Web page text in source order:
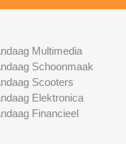
Multimedia
Schoonmaak
Scooters
Elektronica
Financieel